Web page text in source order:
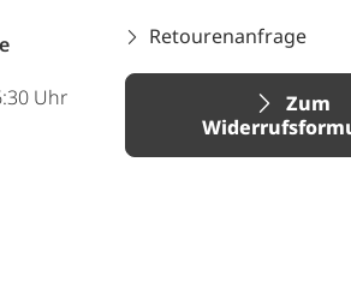
Uhr
Retourenanfrage
Zum